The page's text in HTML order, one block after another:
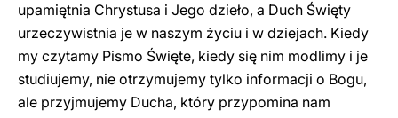
upamiętnia Chrystusa i Jego dzieło, a Duch Święty
urzeczywistnia je w naszym życiu i w dziejach. Kiedy
my czytamy Pismo Święte, kiedy się nim modlimy i je
studiujemy, nie otrzymujemy tylko informacji o Bogu,
ale przyjmujemy Ducha, który przypomina nam